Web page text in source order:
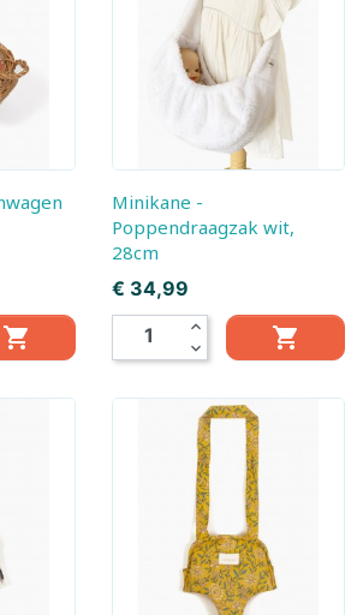

Minikane -
Poppendraagzak wit,
28cm
Prijs
€ 34,99
expand_less
expand_more
